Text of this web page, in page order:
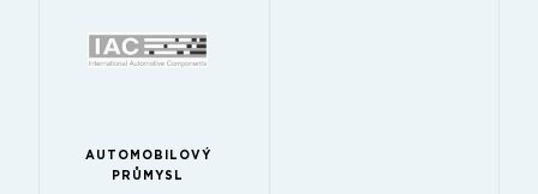
AUTOMOBILOVÝ
PRŮMYSL